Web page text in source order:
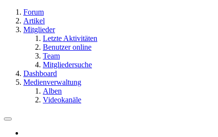
Forum
Artikel
Mitglieder
Letzte Aktivitäten
Benutzer online
Team
Mitgliedersuche
Dashboard
Medienverwaltung
Alben
Videokanäle